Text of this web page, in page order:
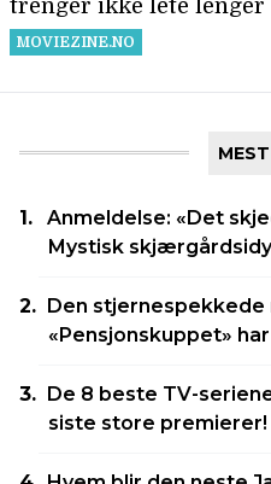
Anmeldelse: «Det
Mystisk
Den stjernespekkede
«Pensjonskuppet»
De 8 beste TV-
siste store premierer!